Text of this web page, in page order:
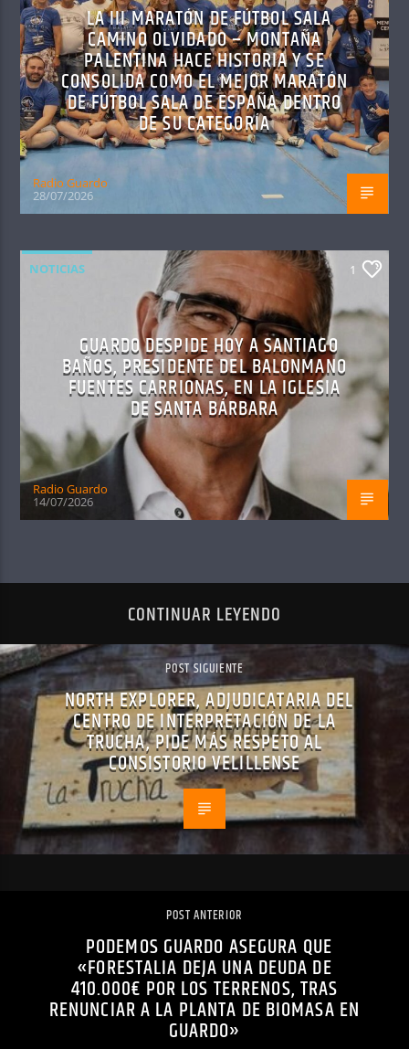
LA III MARATÓN DE FÚTBOL SALA
CAMINO OLVIDADO – MONTAÑA
PALENTINA HACE HISTORIA Y SE
CONSOLIDA COMO EL MEJOR MARATÓN
DE FÚTBOL SALA DE ESPAÑA DENTRO
DE SU CATEGORÍA
Radio Guardo
28/07/2026
NOTICIAS 1
GUARDO DESPIDE HOY A SANTIAGO
BAÑOS, PRESIDENTE DEL BALONMANO
FUENTES CARRIONAS, EN LA IGLESIA
DE SANTA BÁRBARA
Radio Guardo
14/07/2026
CONTINUAR LEYENDO
POST SIGUIENTE
NORTH EXPLORER, ADJUDICATARIA DEL
CENTRO DE INTERPRETACIÓN DE LA
TRUCHA, PIDE MÁS RESPETO AL
CONSISTORIO VELILLENSE
POST ANTERIOR
PODEMOS GUARDO ASEGURA QUE
«FORESTALIA DEJA UNA DEUDA DE
410.000€ POR LOS TERRENOS, TRAS
RENUNCIAR A LA PLANTA DE BIOMASA EN
GUARDO»